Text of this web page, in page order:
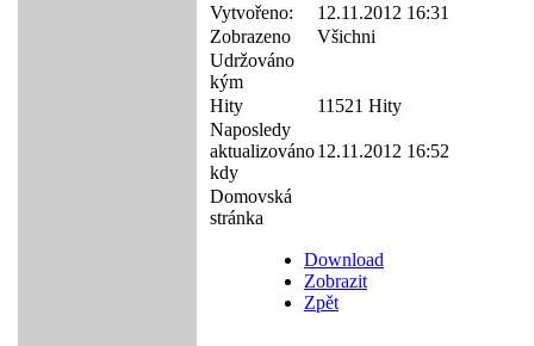
Vytvořeno:
12.11.2012 16:31
Zobrazeno
Všichni
Udržováno
kým
Hity
11521 Hity
Naposledy
aktualizováno
kdy
12.11.2012 16:52
Domovská
stránka
Download
Zobrazit
Zpět